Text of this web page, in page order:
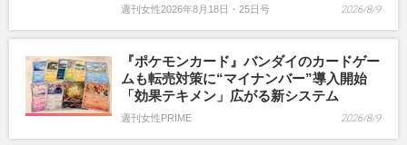
週刊女性2026年8月18日・25日号 2026/8/9
『ポケモンカード』バンダイのカードゲー
ムも転売対策に“マイナンバー”導入開始
「効果テキメン」広がる新システム
週刊女性PRIME 2026/8/9